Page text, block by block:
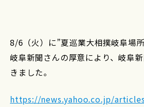
8/6（火）に”夏巡業大相撲岐阜場所
岐阜新聞さんの厚意により、岐阜
きました。
https://news.yahoo.co.jp/